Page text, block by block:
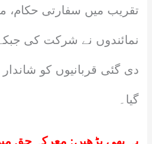
تقریب میں سفارتی حکام،
نمائندوں نے شرکت کی
دی گئی قربانیوں کو
گیا۔